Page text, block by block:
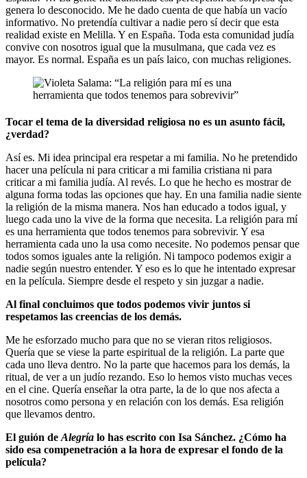
genera lo desconocido. Me he dado cuenta de que había un vacío
informativo. No pretendía cultivar a nadie pero sí decir que esta
realidad existe en Melilla. Y en España. Toda esta comunidad judía
convive con nosotros igual que la musulmana, que cada vez es
mayor. Es normal. España es un país laico, con muchas religiones.
Tocar el tema de la diversidad religiosa no es un asunto fácil,
¿verdad?
Así es. Mi idea principal era respetar a mi familia. No he pretendido
hacer una película ni para criticar a mi familia cristiana ni para
criticar a mi familia judía. Al revés. Lo que he hecho es mostrar de
alguna forma todas las opciones que hay. En una familia nadie siente
la religión de la misma manera. Nos han educado a todos igual, y
luego cada uno la vive de la forma que necesita. La religión para mí
es una herramienta que todos tenemos para sobrevivir. Y esa
herramienta cada uno la usa como necesite. No podemos pensar que
todos somos iguales ante la religión. Ni tampoco podemos exigir a
nadie según nuestro entender. Y eso es lo que he intentado expresar
en la película. Siempre desde el respeto y sin juzgar a nadie.
Al final concluimos que todos podemos vivir juntos si
respetamos las creencias de los demás.
Me he esforzado mucho para que no se vieran ritos religiosos.
Quería que se viese la parte espiritual de la religión. La parte que
cada uno lleva dentro. No la parte que hacemos para los demás, la
ritual, de ver a un judío rezando. Eso lo hemos visto muchas veces
en el cine. Quería enseñar la otra parte, la de lo que nos afecta a
nosotros como persona y en relación con los demás. Esa religión
que llevamos dentro.
El guión de Alegría lo has escrito con Isa Sánchez. ¿Cómo ha
sido esa compenetración a la hora de expresar el fondo de la
película?